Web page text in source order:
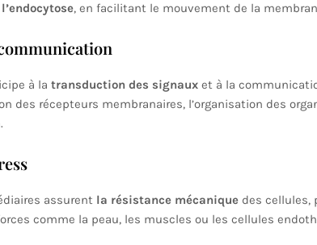
, en facilitant le mouvement de la
à la transduction des signauxet à la
des récepteurs membranaires, l’organisation des
assurent la résistance mécaniquedes cellules,
comme la peau, les muscles ou les cellules